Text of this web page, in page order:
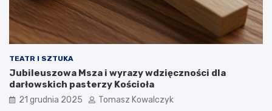
TEATR I SZTUKA
Jubileuszowa Msza i wyrazy wdzięczności dla
darłowskich pasterzy Kościoła
21 grudnia 2025 Tomasz Kowalczyk